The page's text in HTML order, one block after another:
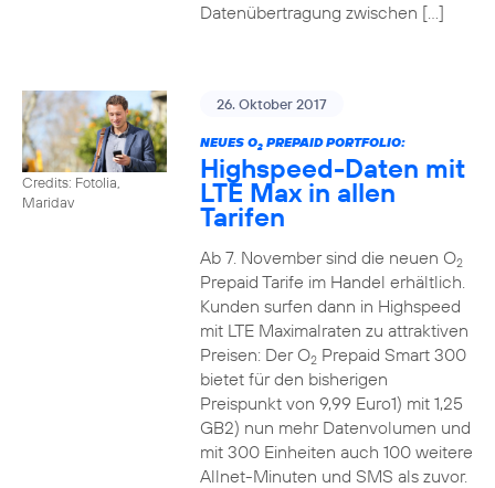
Datenübertragung zwischen […]
Credits: Fotolia,
Maridav
26. Oktober 2017
NEUES O2PREPAID PORTFOLIO:
Highspeed-Daten mit
LTE Max in allen
Tarifen
Ab 7. November sind die neuen O2
Prepaid Tarife im Handel erhältlich.
Kunden surfen dann in Highspeed
mit LTE Maximalraten zu attraktiven
Preisen: Der O2Prepaid Smart 300
bietet für den bisherigen
Preispunkt von 9,99 Euro1) mit 1,25
GB2) nun mehr Datenvolumen und
mit 300 Einheiten auch 100 weitere
Allnet-Minuten und SMS als zuvor.